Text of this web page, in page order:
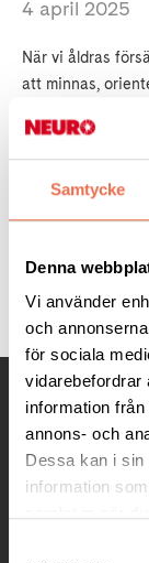
Samtycke
Denna
Vi använder
och
för sociala
vidarebefordrar
information
annons- och
Dessa kan i sin
information
4 april 2025
När vi åldras
att minnas,
från Örebro
försämringen.
Läs mer:på